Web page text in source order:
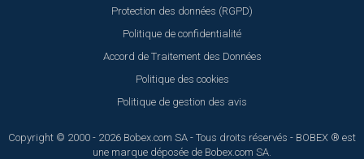
Protection des données (RGPD)
Politique de confidentialité
Accord de Traitement des Données
Politique des cookies
Politique de gestion des avis
Copyright © 2000 - 2026 Bobex.com SA - Tous droits réservés - BOBEX ® est
une marque déposée de Bobex.com SA.